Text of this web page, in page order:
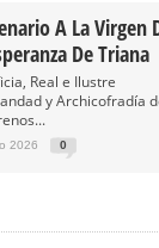
A La Virgen
De Triana
Real e Ilustre
y Archicofradía
2026 0